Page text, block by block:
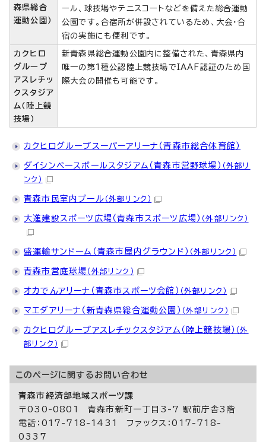
森県総合
運動公園）
ール、球技場やテニスコートなどを備えた総合運動
公園です。合宿所が併設されているため、大会・合
宿の実施にも便利です。
カクヒロ
グループ
アスレチッ
クスタジア
ム（陸上競
技場）
新青森県総合運動公園内に整備された、青森県内
唯一の第1種公認陸上競技場でIAAF認証のため国
際大会の開催も可能です。
カクヒログループスーパーアリーナ（青森市総合体育館）
ダイシンベースボールスタジアム（青森市営野球場） （外部リ
ンク）
青森市民室内プール （外部リンク）
大進建設スポーツ広場（青森市スポーツ広場） （外部リンク）
盛運輸サンドーム（青森市屋内グラウンド） （外部リンク）
青森市営庭球場 （外部リンク）
オカでんアリーナ（青森市スポーツ会館） （外部リンク）
マエダアリーナ（新青森県総合運動公園） （外部リンク）
カクヒログループアスレチックスタジアム（陸上競技場） （外
部リンク）
このページに関する お問い合わせ
青森市経済部地域スポーツ課
〒030-0801 青森市新町一丁目3-7 駅前庁舎3階
電話：017-718-1431 ファックス：017-718-
0337